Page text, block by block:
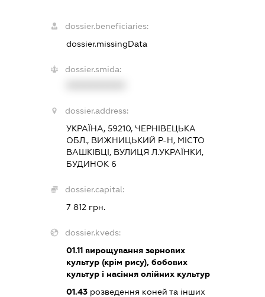
dossier.beneficiaries:
dossier.missingData
dossier.smida:
dossier.address:
УКРАЇНА, 59210, ЧЕРНІВЕЦЬКА
ОБЛ., ВИЖНИЦЬКИЙ Р-Н, МІСТО
ВАШКІВЦІ, ВУЛИЦЯ Л.УКРАЇНКИ,
БУДИНОК 6
dossier.capital:
7 812 грн.
dossier.kveds:
01.11вирощування зернових
культур (крім рису), бобових
культур і насіння олійних культур
01.43розведення коней та інших